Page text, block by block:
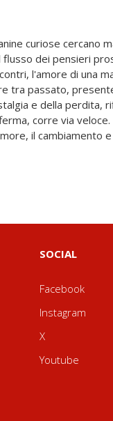
SOCIAL
Facebook
Instagram
X
Youtube